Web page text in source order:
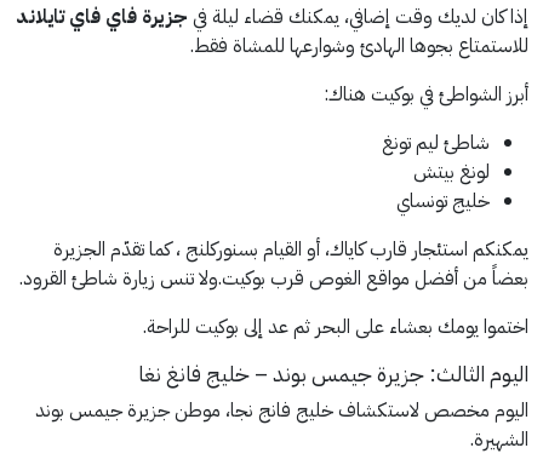
إذا كان لديك وقت إضافي، يمكنك قضاء ليلة في جزيرة فاي فاي تايلاند
للاستمتاع بجوها الهادئ وشوارعها للمشاة فقط.
أبرز الشواطئ في بوكيت هناك:
شاطئ ليم تونغ
لونغ بيتش
خليج تونساي
يمكنكم استئجار قارب كاياك، أو القيام بسنوركلنج ، كما تقدّم الجزيرة
بعضاً من أفضل مواقع الغوص قرب بوكيت.ولا تنس زيارة شاطئ القرود.
اختموا يومك بعشاء على البحر ثم عد إلى بوكيت للراحة.
اليوم الثالث: جزيرة جيمس بوند – خليج فانغ نغا
اليوم مخصص لاستكشاف خليج فانج نجا، موطن جزيرة جيمس بوند
الشهيرة.